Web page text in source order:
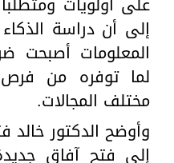
إلى أن دراسة
المعلومات أصبحت
لما توفره من
مختلف المجالات.
وأوضح الدكتور
إلى فتح آفاق